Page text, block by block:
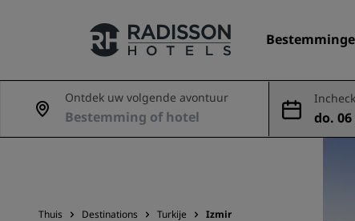
Onze merken
Ontdek uw volgende avontuur
do. 06
g
Thuis Destinations Turkije Izmir